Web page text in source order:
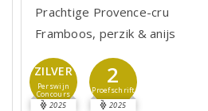
Prachtige Provence-cru
Framboos, perzik & anijs
ZILVER
Perswijn
Concours
2025
2
Proefschrift
2025